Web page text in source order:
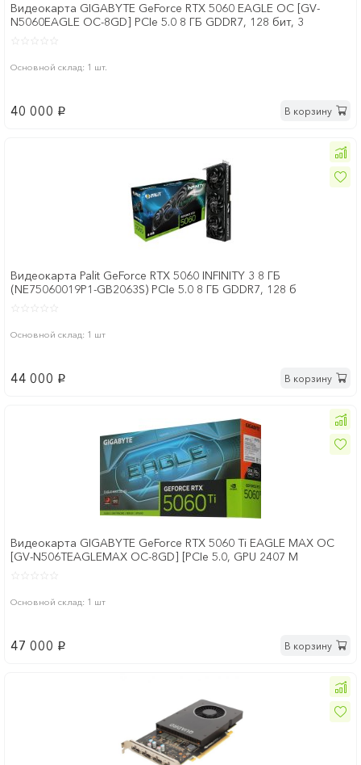
Видеокарта GIGABYTE GeForce RTX 5060 EAGLE OC [GV-
N5060EAGLE OC-8GD] PCIe 5.0 8 ГБ GDDR7, 128 бит, 3
Основной склад: 1 шт.
40 000 p В корзину
Видеокарта Palit GeForce RTX 5060 INFINITY 3 8 ГБ
(NE75060019P1-GB2063S) PCIe 5.0 8 ГБ GDDR7, 128 б
Основной склад: 1 шт
44 000 p В корзину
Видеокарта GIGABYTE GeForce RTX 5060 Ti EAGLE MAX OC
[GV-N506TEAGLEMAX OC-8GD] [PCIe 5.0, GPU 2407 М
Основной склад: 1 шт
47 000 p В корзину